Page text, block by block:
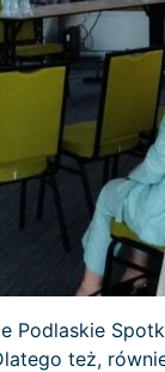
Podlaskie
też,